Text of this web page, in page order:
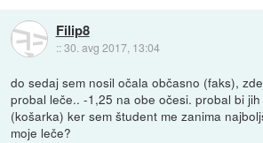
Filip8
::30. avg 2017, 13:04
do sedaj sem nosil očala občasno (faks),
probal leče.. -1,25 na obe očesi. probal bi
(košarka) ker sem študent me zanima
moje leče?